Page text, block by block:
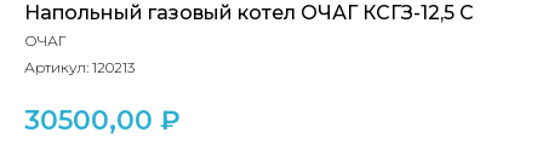
Напольный газовый котел ОЧАГ КСГЗ-12,5 С
ОЧАГ
Артикул: 120213
30500,00 ₽